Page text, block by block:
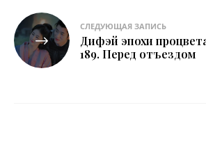
СЛЕДУЮЩАЯ ЗАПИСЬ
Дифэй эпохи
189. Перед отъездом